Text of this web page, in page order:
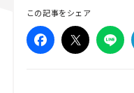
この記事をシェア